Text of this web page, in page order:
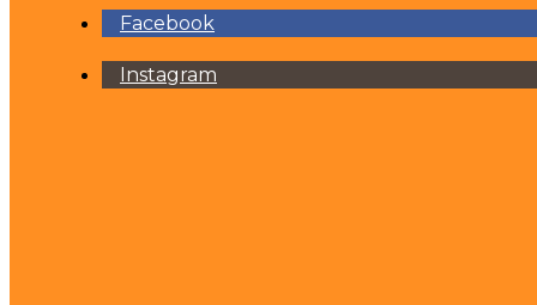
Facebook
Instagram